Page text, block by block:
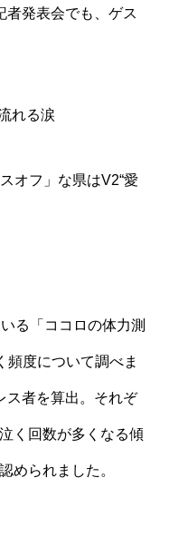
者発表会でも、ゲス
れる涙
オフ」な県はV2“愛
る「ココロの体力測
頻度について調べま
ス者を算出。それぞ
く回数が多くなる傾
められました。